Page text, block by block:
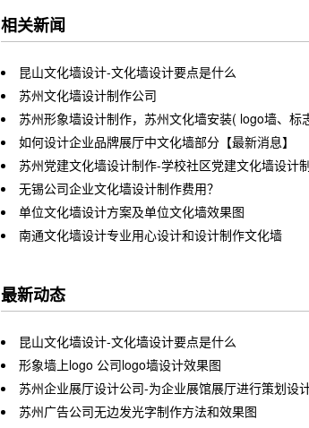
相关新闻
昆山文化墙设计-文化墙设计要点是什么
苏州文化墙设计制作公司
苏州形象墙设计制作，苏州文化墙安装( logo墙、标
如何设计企业品牌展厅中文化墙部分【最新消息】
苏州党建文化墙设计制作-学校社区党建文化墙设计
无锡公司企业文化墙设计制作费用？
单位文化墙设计方案及单位文化墙效果图
南通文化墙设计专业用心设计和设计制作文化墙
最新动态
昆山文化墙设计-文化墙设计要点是什么
形象墙上logo 公司logo墙设计效果图
苏州企业展厅设计公司-为企业展馆展厅进行策划设
苏州广告公司无边发光字制作方法和效果图